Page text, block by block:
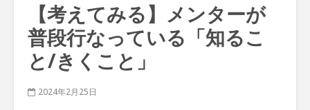
【考えてみる】メンターが
普段行なっている「知るこ
と/きくこと」
2024年2月25日